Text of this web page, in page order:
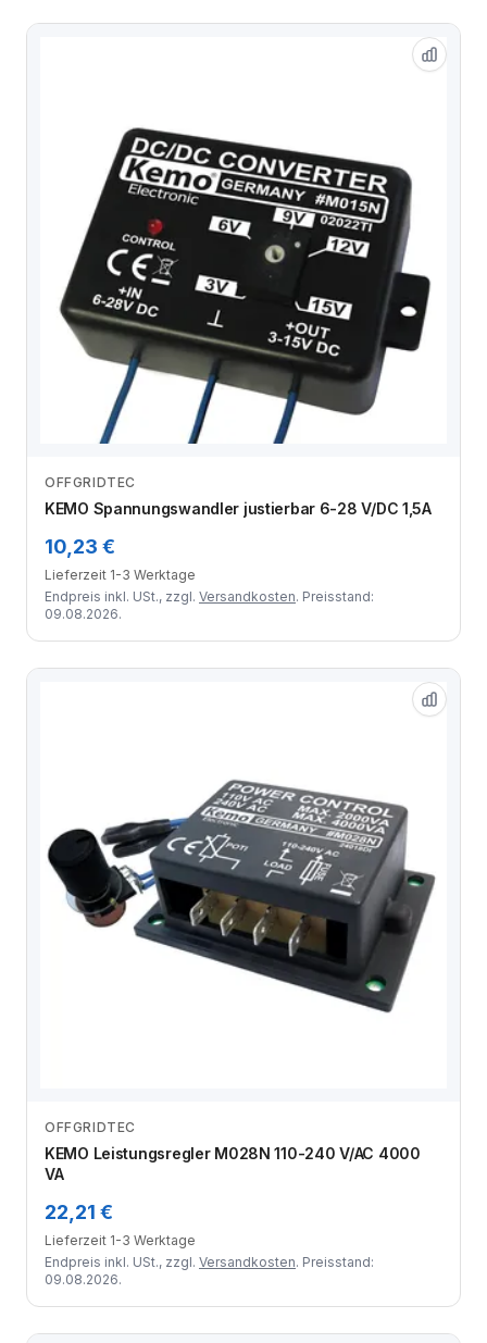
OFFGRIDTEC
KEMO Spannungswandler justierbar 6-28 V/DC 1,5A
10,23 €
Lieferzeit 1-3 Werktage
Endpreis inkl. USt., zzgl. Versandkosten. Preisstand:
09.08.2026.
OFFGRIDTEC
KEMO Leistungsregler M028N 110-240 V/AC 4000
VA
22,21 €
Lieferzeit 1-3 Werktage
Endpreis inkl. USt., zzgl. Versandkosten. Preisstand:
09.08.2026.